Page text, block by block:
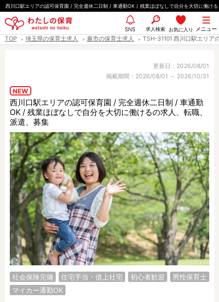
ペ
ー
の
西川口駅エリアの認可保育園 / 完全週休二日制 / 車通勤OK / 残業ほぼなしで自分を大切に働ける
メニュー
お気に入り
求人検索
SNS
TOP 埼玉県の保育士求人 蕨市の保育士求人 TSH-31101 西川口駅エリア
更新日：2026/08/01
掲載期間：2026/08/01 ～ 2026/10/31
NEW
西川口駅エリアの認可保育園 / 完全週休二日制 / 車通勤
OK / 残業ほぼなしで自分を大切に働けるの求人、転職、
派遣、募集
社会保険完備 住宅手当・借上社宅 初心者歓迎
男性保育士
マイカー通勤OK
都道府県
雇用形態
職種
保育士
保育教諭
保育補助
幼稚園教諭
放課後児童支援員
学童スタッフ
栄養士
調理師
調理補助
看護師
保育事務
その他
施設形態
公立保育園
私立認可保育園
認定こども園